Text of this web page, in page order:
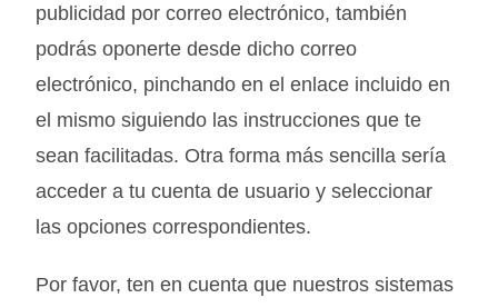
publicidad por correo electrónico, también
podrás oponerte desde dicho correo
electrónico, pinchando en el enlace incluido en
el mismo siguiendo las instrucciones que te
sean facilitadas. Otra forma más sencilla sería
acceder a tu cuenta de usuario y seleccionar
las opciones correspondientes.
Por favor, ten en cuenta que nuestros sistemas